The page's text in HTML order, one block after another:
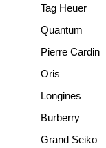
Tag Heuer
Quantum
Pierre Cardin
Oris
Longines
Burberry
Grand Seiko